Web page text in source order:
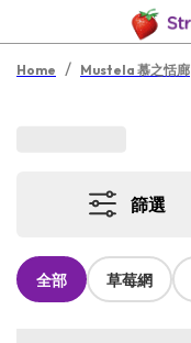
Home / Mustela 慕之恬廊
篩選
全部 草莓網